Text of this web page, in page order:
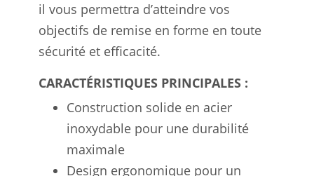
il vous permettra d’atteindre vos
objectifs de remise en forme en toute
sécurité et efficacité.
CARACTÉRISTIQUES PRINCIPALES :
Construction solide en acier
inoxydable pour une durabilité
maximale
Design ergonomique pour un